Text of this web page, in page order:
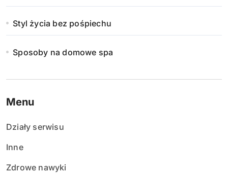
Styl życia bez pośpiechu
Sposoby na domowe spa
Menu
Działy serwisu
Inne
Zdrowe nawyki